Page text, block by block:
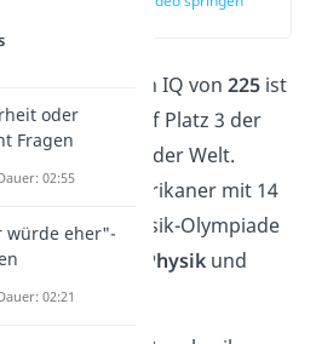
geschätzten IQ von225 ist
Hirata
auf Platz 3 der
Menschen der Welt.
der US-Amerikaner mit 14
Physik-Olympiade
studierte er
Physik und
.
oder
Fragen
02:55
würde eher"-
02:21